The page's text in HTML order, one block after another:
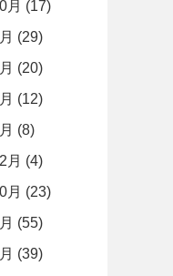
月 (17)
(29)
(20)
(12)
(8)
月 (4)
月 (23)
(55)
(39)